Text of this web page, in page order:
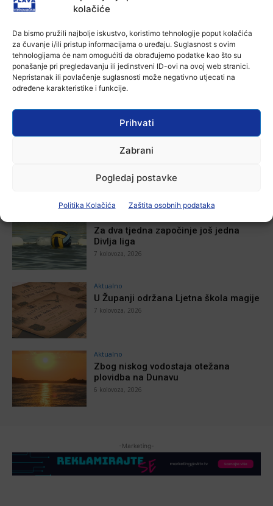
kolačiće
Da bismo pružili najbolje iskustvo, koristimo tehnologije poput kolačića
za čuvanje i/ili pristup informacijama o uređaju. Suglasnost s ovim
tehnologijama će nam omogućiti da obrađujemo podatke kao što su
ponašanje pri pregledavanju ili jedinstveni ID-ovi na ovoj web stranici.
Nepristanak ili povlačenje suglasnosti može negativno utjecati na
određene karakteristike i funkcije.
Prihvati
Zabrani
Pogledaj postavke
Politika Kolačića Zaštita osobnih podataka
Zbog niskog vodostaja otežana
plovidba na Dunavu
Ana Tokić - 6 kolovoza, 2026
Aktualno
stotu godišnjicu djelovanja
7 kolovoza, 2026
Za dva tjedna započinje još jedna
Divlja liga
7 kolovoza, 2026
Aktualno
U Županji održana Ljetna škola magije
7 kolovoza, 2026
Aktualno
Zbog niskog vodostaja otežana
plovidba na Dunavu
6 kolovoza, 2026
-Marketing-